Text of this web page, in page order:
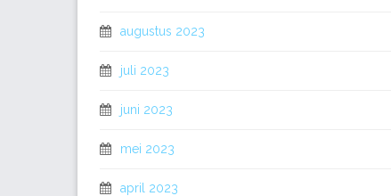
augustus 2023
juli 2023
juni 2023
mei 2023
april 2023